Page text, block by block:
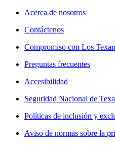
Acerca de nosotros
Contáctenos
Compromiso con Los
Preguntas frecuentes
Accesibilidad
Seguridad Nacional de
Políticas de inclusión y
Aviso de normas sobre la